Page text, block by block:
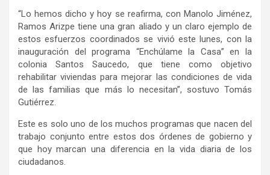
“Lo hemos dicho y hoy se reafirma, con Manolo Jiménez,
Ramos Arizpe tiene una gran aliado y un claro ejemplo de
estos esfuerzos coordinados se vivió este lunes, con la
inauguración del programa “Enchúlame la Casa” en la
colonia Santos Saucedo, que tiene como objetivo
rehabilitar viviendas para mejorar las condiciones de vida
de las familias que más lo necesitan”, sostuvo Tomás
Gutiérrez.
Este es solo uno de los muchos programas que nacen del
trabajo conjunto entre estos dos órdenes de gobierno y
que hoy marcan una diferencia en la vida diaria de los
ciudadanos.